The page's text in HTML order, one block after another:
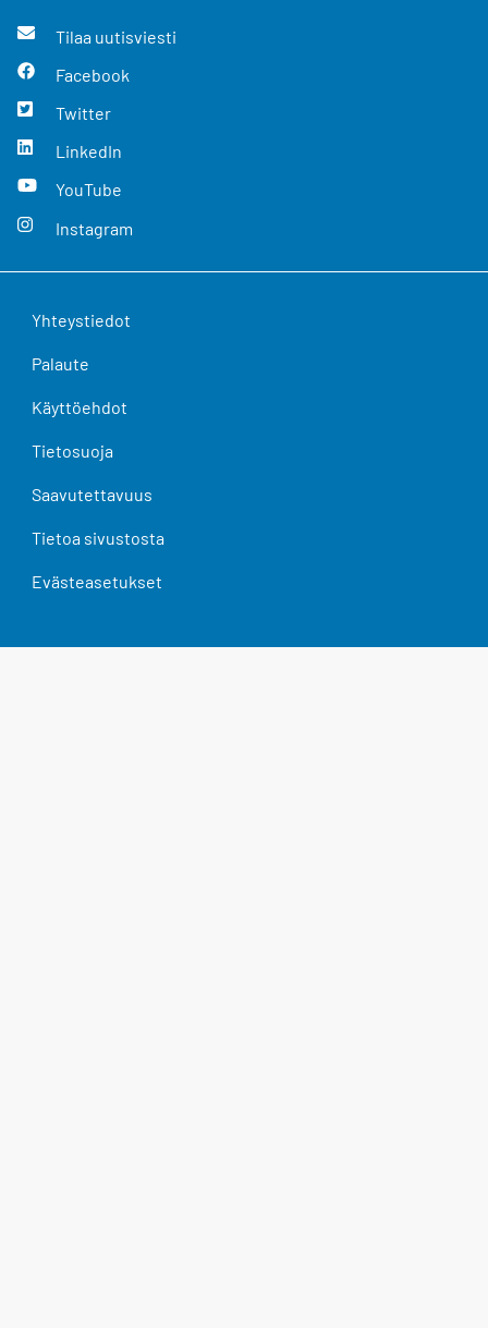
Tilaa uutisviesti
Facebook
Twitter
LinkedIn
YouTube
Instagram
Yhteystiedot
Palaute
Käyttöehdot
Tietosuoja
Saavutettavuus
Tietoa sivustosta
Evästeasetukset